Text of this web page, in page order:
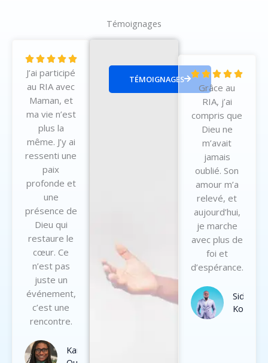
Témoignages
    N
J’ai participé
au RIA avec
Maman, et
ma vie n’est
plus la
même. J’y ai
ressenti une
paix
profonde et
une
présence de
Dieu qui
restaure le
cœur. Ce
n’est pas
juste un
événement,
c’est une
rencontre.
Karine
TÉMOIGNAGES     N
Grâce au
RIA, j’ai
compris que
Dieu ne
m’avait
jamais
oublié. Son
amour m’a
relevé, et
aujourd’hui,
je marche
avec plus de
foi et
d’espérance.
Sidney
Koffi